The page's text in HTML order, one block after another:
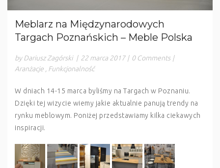
Meblarz na Międzynarodowych
Targach Poznańskich – Meble Polska
by Dariusz Zagórski | 22 marca 2017 | 0 Comments |
Aranżacje , Funkcjonalność
W dniach 14-15 marca byliśmy na Targach w Poznaniu.
Dzięki tej wizycie wiemy jakie aktualnie panują trendy na
rynku meblowym. Poniżej przedstawiamy kilka ciekawych
inspiracji.